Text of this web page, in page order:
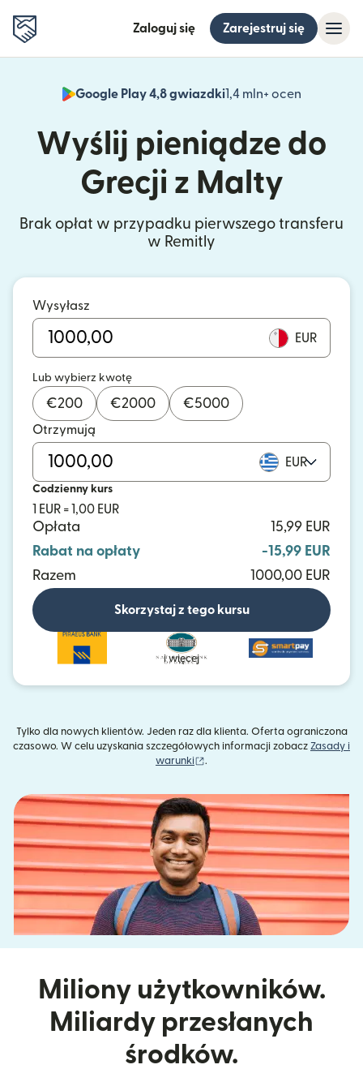
Zaloguj się Zarejestruj się
Google Play 4,8 gwiazdki1,4 mln+ ocen
(otwiera
Wyślij pieniądze do
Grecji z Malty
Brak opłat w przypadku pierwszego transferu
w Remitly
Wysyłasz
EUR
Lub wybierz kwotę
€200 €2000 €5000
Otrzymują
EUR
Codzienny kurs
1 EUR = 1,00 EUR
Opłata
15,99 EUR
Rabat na opłaty
-15,99 EUR
Razem
1000,00 EUR
Skorzystaj z tego kursu
i więcej
Tylko dla nowych klientów. Jeden raz dla klienta. Oferta ograniczona
czasowo. W celu uzyskania szczegółowych informacji zobacz Zasady i
warunki
.
Miliony użytkowników.
Miliardy przesłanych
środków.